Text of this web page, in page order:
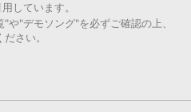
しています。
"デモソング"を必ずご確認の上、
さい。